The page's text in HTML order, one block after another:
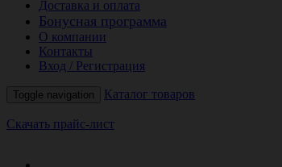
Доставка и оплата
Бонусная программа
О компании
Контакты
Вход / Регистрация
Toggle navigation Каталог товаров
Скачать прайс-лист